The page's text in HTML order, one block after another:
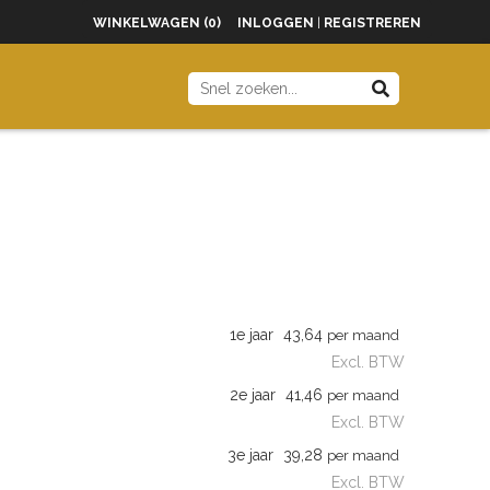
WINKELWAGEN (0) INLOGGEN REGISTREREN
1e jaar 43,64 per maand
Excl. BTW
2e jaar 41,46 per maand
Excl. BTW
3e jaar
39,28 per maand
Excl. BTW